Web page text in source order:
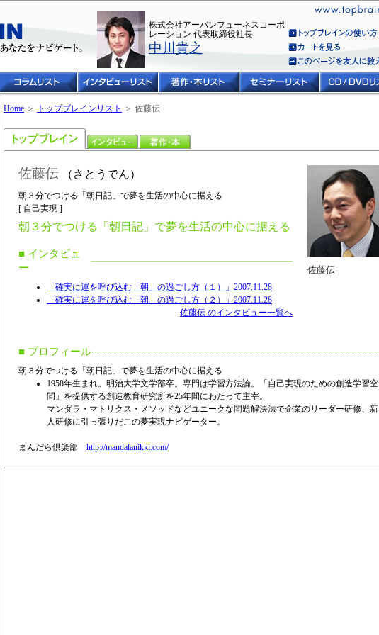
株式会社アーバンフューネスコーポ
レーション 代表取締役社長
中川貴之
Home ＞ トップブレインリスト ＞ 佐藤伝
佐藤伝
佐藤伝 （さとうでん）
朝３分でつける「朝日記」で夢を生活の中心に据える
[ 自己実現 ]
朝３分でつける「朝日記」で夢を生活の中心に据える
■ インタビュ
ー
「確実に運を呼び込む「朝」の過ごし方（１）」2007.11.28
「確実に運を呼び込む「朝」の過ごし方（２）」2007.11.28
佐藤伝 のインタビュー一覧へ
■ プロフィール
朝３分でつける「朝日記」で夢を生活の中心に据える
1958年生まれ。明治大学文学部卒。専門は学習方法論。「自己実現のための創造学習空
間」を提供する創造教育研究所を25年間にわたって主宰。
マンダラ・マトリクス・メソッドなどユニークな問題解決法で企業のリーダー研修、新
人研修に引っ張りだこの夢実現ナビゲーター。
まんだら倶楽部 http://mandalanikki.com/